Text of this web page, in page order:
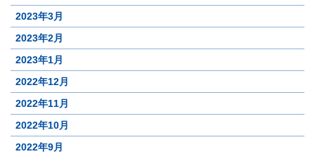
2023年3月
2023年2月
2023年1月
2022年12月
2022年11月
2022年10月
2022年9月